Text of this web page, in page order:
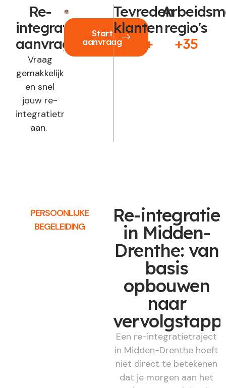
Re-
integratie
aanvragen?
Vraag
gemakkelijk
en snel
jouw re-
integratietraject
aan.
Start
aanvraag
Tevreden
klanten
250+
regio's
+35
PERSOONLIJKE
BEGELEIDING
Re-integratie
in Midden-
Drenthe: van
basis
opbouwen
naar
Een re-integratietraject
in Midden-Drenthe hoeft
niet direct te betekenen
dat je morgen aan het